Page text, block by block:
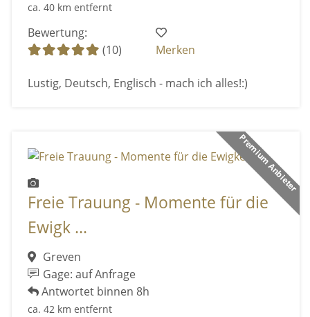
ca. 40 km entfernt
Bewertung:
(10)
Merken
Lustig, Deutsch, Englisch - mach ich alles!:)
Premium Anbieter
Freie Trauung - Momente für die
Ewigk ...
Greven
Gage: auf Anfrage
Antwortet binnen 8h
ca. 42 km entfernt